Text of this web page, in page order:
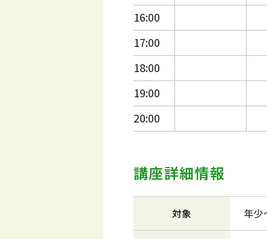
16:00
17:00
18:00
19:00
20:00
講座詳細情報
対象 年少